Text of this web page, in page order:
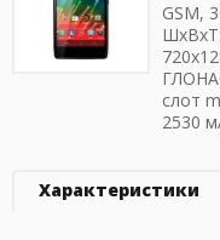
GSM,
слот
2530
Характеристики